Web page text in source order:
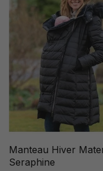
Manteau Hiver
Seraphine